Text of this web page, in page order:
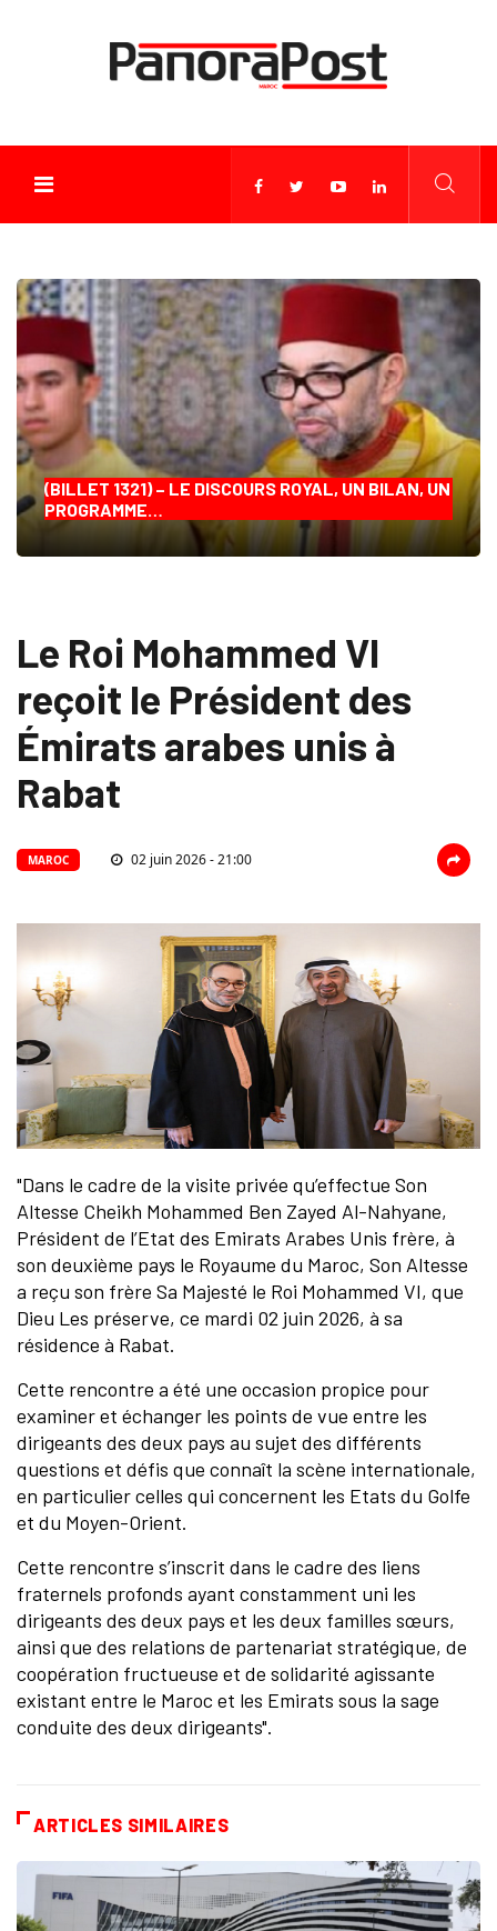
(BILLET 1321) – LE DISCOURS ROYAL, UN BILAN, UN
PROGRAMME…
Le Roi Mohammed VI
reçoit le Président des
Émirats arabes unis à
Rabat
MAROC 02 juin 2026 - 21:00
"Dans le cadre de la visite privée qu’effectue Son
Altesse Cheikh Mohammed Ben Zayed Al-Nahyane,
Président de l’Etat des Emirats Arabes Unis frère, à
son deuxième pays le Royaume du Maroc, Son Altesse
a reçu son frère Sa Majesté le Roi Mohammed VI, que
Dieu Les préserve, ce mardi 02 juin 2026, à sa
résidence à Rabat.
Cette rencontre a été une occasion propice pour
examiner et échanger les points de vue entre les
dirigeants des deux pays au sujet des différents
questions et défis que connaît la scène internationale,
en particulier celles qui concernent les Etats du Golfe
et du Moyen-Orient.
Cette rencontre s’inscrit dans le cadre des liens
fraternels profonds ayant constamment uni les
dirigeants des deux pays et les deux familles sœurs,
ainsi que des relations de partenariat stratégique, de
coopération fructueuse et de solidarité agissante
existant entre le Maroc et les Emirats sous la sage
conduite des deux dirigeants".
ARTICLES SIMILAIRES